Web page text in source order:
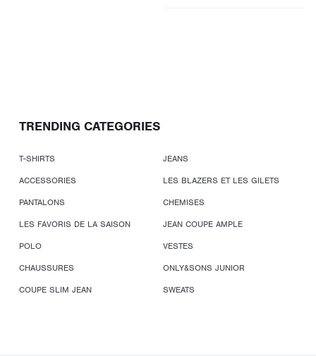
TRENDING CATEGORIES
T-SHIRTS
JEANS
ACCESSORIES
LES BLAZERS ET LES GILETS
PANTALONS
CHEMISES
LES FAVORIS DE LA SAISON
JEAN COUPE AMPLE
POLO
VESTES
CHAUSSURES
ONLY&SONS JUNIOR
COUPE SLIM JEAN
SWEATS